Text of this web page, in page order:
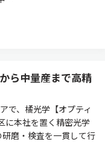
ら中量産まで高精
で、橘光学【オプティ
に本社を置く精密光学
磨・検査を一貫して行